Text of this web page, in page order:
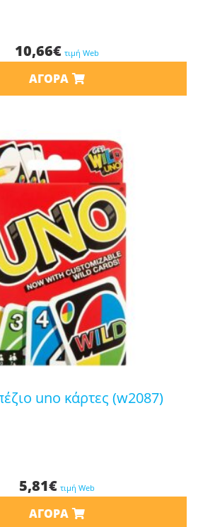
10,66€ τιμή Web
ΑΓΟΡΆ
uno κάρτες (w2087)
5,81€ τιμή Web
ΑΓΟΡΆ